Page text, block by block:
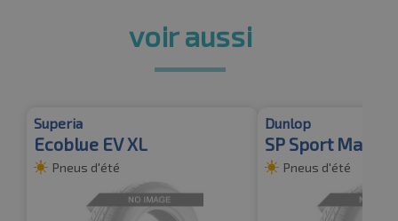
voir aussi
Superia
Ecoblue EV XL
Pneus d'été
Dunlop
SP Sport Maxx
Pneus d'été